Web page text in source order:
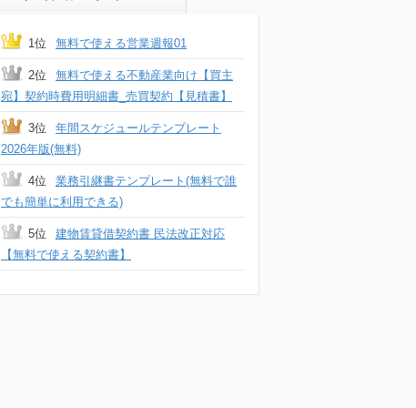
1位 無料で使える営業週報01
2位
無料で使える不動産業向け【買主
宛】契約時費用明細書_売買契約【見積書】
3位
年間スケジュールテンプレート
2026年版(無料)
4位
業務引継書テンプレート(無料で誰
でも簡単に利用できる)
5位
建物賃貸借契約書 民法改正対応
【無料で使える契約書】